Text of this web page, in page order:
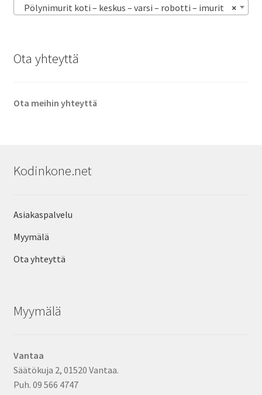
×
Pölynimurit koti – keskus – varsi – robotti – imurit
Ota yhteyttä
Ota meihin yhteyttä
Kodinkone.net
Asiakaspalvelu
Myymälä
Ota yhteyttä
Myymälä
Vantaa
Säätökuja 2, 01520 Vantaa.
Puh. 09 566 4747